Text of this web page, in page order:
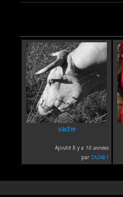
vache
Ajouté Il y a 10 années
par ZAZA81